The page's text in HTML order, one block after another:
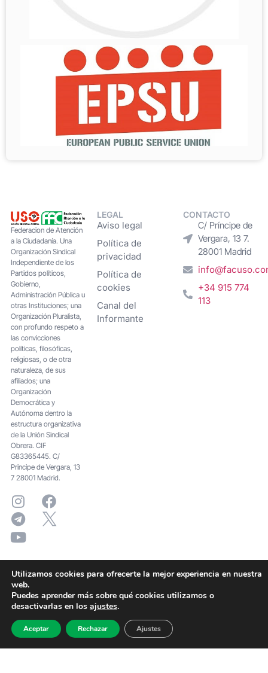
Federacion de Atención
a la Ciudadanía. Una
Organización Sindical
Independiente de los
Partidos políticos,
Gobierno,
Administración Pública u
otras Instituciones; una
Organización Pluralista,
con profundo respeto a
las convicciones
políticas, filosóficas,
religiosas, o de otra
naturaleza, de sus
afiliados; una
Organización
Democrática y
Autónoma dentro la
estructura organizativa
de la Unión Sindical
Obrera. CIF
G83365445. C/
Principe de Vergara, 13
7 28001 Madrid.
LEGAL
Aviso legal
Política de
privacidad
Política de
cookies
Canal del
Informante
CONTACTO
C/ Príncipe de
Vergara, 13 7.
28001 Madrid
+34 915 774
113
Utilizamos cookies para ofrecerte la mejor experiencia en nuestra
web.
Puedes aprender más sobre qué cookies utilizamos o
desactivarlas en los ajustes.
Aceptar Rechazar Ajustes